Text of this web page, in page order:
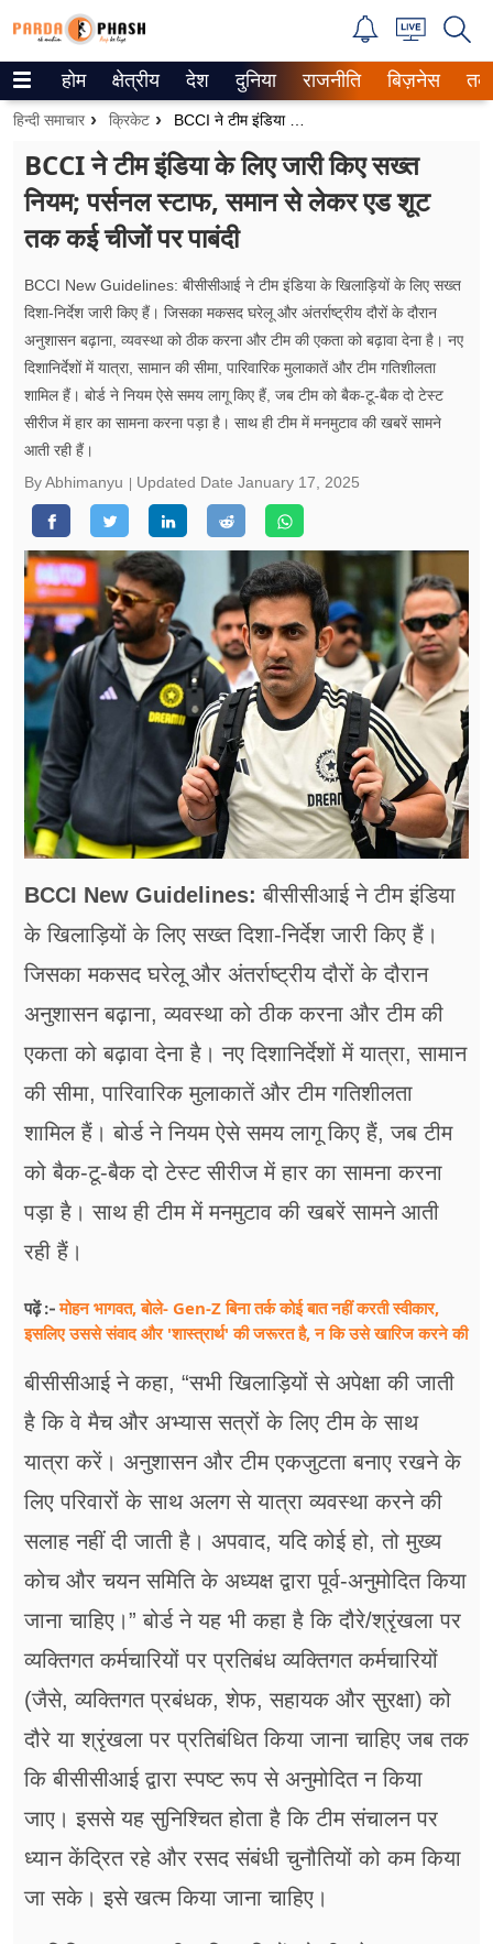
Trending on Google News
वेब स्टोरीज
उत्तर प्रदेश
गैलरी
वीडियो
रिलेशनशिप
जीवन मंत्रा
फूड
सेहत
ब्‍यूटी
जॉब्स
शिक्षा
अन्य खबरें
होम क्षेत्रीय देश दुनिया राजनीति बिज़नेस
हिन्दी समाचार क्रिकेट
BCCI ने टीम इंडिया के लिए जारी किए सख्त
नियम; पर्सनल स्टाफ, समान से लेकर एड शूट
तक कई चीजों पर पाबंदी
BCCI New Guidelines: बीसीसीआई ने टीम इंडिया के खिलाड़ियों के लिए सख्त
दिशा-निर्देश जारी किए हैं। जिसका मकसद घरेलू और अंतर्राष्ट्रीय दौरों के दौरान
अनुशासन बढ़ाना, व्यवस्था को ठीक करना और टीम की एकता को बढ़ावा देना है। नए
दिशानिर्देशों में यात्रा, सामान की सीमा, पारिवारिक मुलाकातें और टीम गतिशीलता
शामिल हैं। बोर्ड ने नियम ऐसे समय लागू किए हैं, जब टीम को बैक-टू-बैक दो टेस्ट
सीरीज में हार का सामना करना पड़ा है। साथ ही टीम में मनमुटाव की खबरें सामने
आती रही हैं।
By Abhimanyu
Updated Date January 17, 2025
BCCI New Guidelines: बीसीसीआई ने टीम इंडिया
के खिलाड़ियों के लिए सख्त दिशा-निर्देश जारी किए हैं।
जिसका मकसद घरेलू और अंतर्राष्ट्रीय दौरों के दौरान
अनुशासन बढ़ाना, व्यवस्था को ठीक करना और टीम की
एकता को बढ़ावा देना है। नए दिशानिर्देशों में यात्रा, सामान
की सीमा, पारिवारिक मुलाकातें और टीम गतिशीलता
शामिल हैं। बोर्ड ने नियम ऐसे समय लागू किए हैं, जब टीम
को बैक-टू-बैक दो टेस्ट सीरीज में हार का सामना करना
पड़ा है। साथ ही टीम में मनमुटाव की खबरें सामने आती
रही हैं।
पढ़ें :-मोहन भागवत, बोले- Gen-Z बिना तर्क कोई बात नहीं करती स्वीकार,
इसलिए उससे संवाद और 'शास्त्रार्थ' की जरूरत है, न कि उसे खारिज करने की
बीसीसीआई ने कहा, “सभी खिलाड़ियों से अपेक्षा की जाती
है कि वे मैच और अभ्यास सत्रों के लिए टीम के साथ
यात्रा करें। अनुशासन और टीम एकजुटता बनाए रखने के
लिए परिवारों के साथ अलग से यात्रा व्यवस्था करने की
सलाह नहीं दी जाती है। अपवाद, यदि कोई हो, तो मुख्य
कोच और चयन समिति के अध्यक्ष द्वारा पूर्व-अनुमोदित किया
जाना चाहिए।” बोर्ड ने यह भी कहा है कि दौरे/श्रृंखला पर
व्यक्तिगत कर्मचारियों पर प्रतिबंध व्यक्तिगत कर्मचारियों
(जैसे, व्यक्तिगत प्रबंधक, शेफ, सहायक और सुरक्षा) को
दौरे या श्रृंखला पर प्रतिबंधित किया जाना चाहिए जब तक
कि बीसीसीआई द्वारा स्पष्ट रूप से अनुमोदित न किया
जाए। इससे यह सुनिश्चित होता है कि टीम संचालन पर
ध्यान केंद्रित रहे और रसद संबंधी चुनौतियों को कम किया
जा सके। इसे खत्म किया जाना चाहिए।